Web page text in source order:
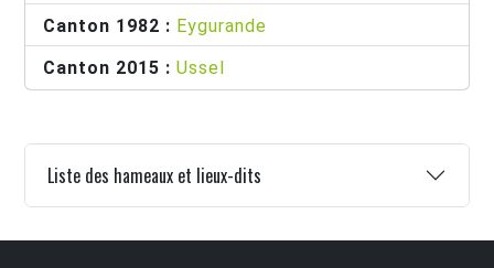
Canton 1982 : Eygurande
Canton 2015 : Ussel
Liste des hameaux et lieux-dits